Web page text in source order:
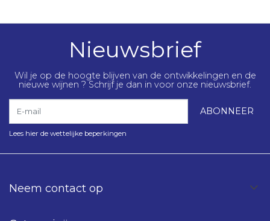
Nieuwsbrief
Wil je op de hoogte blijven van de ontwikkelingen en de
nieuwe wijnen ? Schrijf je dan in voor onze nieuwsbrief.
ABONNEER
Lees hier de wettelijke beperkingen
Neem contact op